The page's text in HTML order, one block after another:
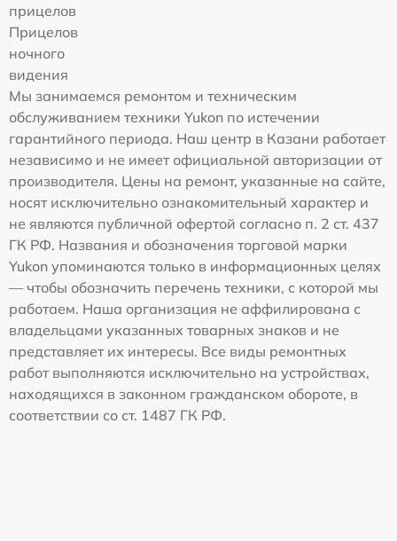
прицелов
Прицелов
ночного
видения
Мы занимаемся ремонтом и техническим
обслуживанием техники Yukon по истечении
гарантийного периода. Наш центр в Казани работает
независимо и не имеет официальной авторизации от
производителя. Цены на ремонт, указанные на сайте,
носят исключительно ознакомительный характер и
не являются публичной офертой согласно п. 2 ст. 437
ГК РФ. Названия и обозначения торговой марки
Yukon упоминаются только в информационных целях
— чтобы обозначить перечень техники, с которой мы
работаем. Наша организация не аффилирована с
владельцами указанных товарных знаков и не
представляет их интересы. Все виды ремонтных
работ выполняются исключительно на устройствах,
находящихся в законном гражданском обороте, в
соответствии со ст. 1487 ГК РФ.